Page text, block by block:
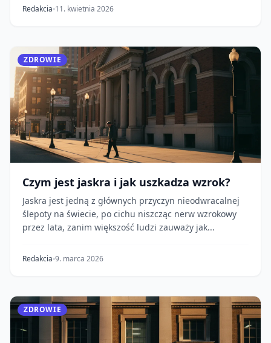
Redakcia 11. kwietnia 2026
ZDROWIE
Czym jest jaskra i jak uszkadza wzrok?
Jaskra jest jedną z głównych przyczyn nieodwracalnej
ślepoty na świecie, po cichu niszcząc nerw wzrokowy
przez lata, zanim większość ludzi zauważy jak...
Redakcia 9. marca 2026
ZDROWIE